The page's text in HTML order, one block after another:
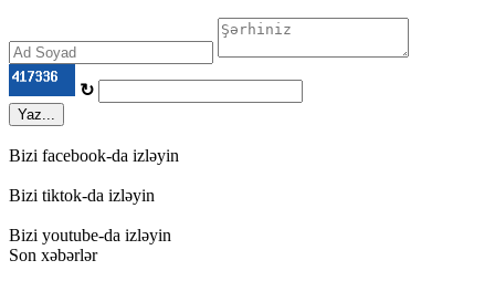
↻
Yaz...
Bizi facebook-da izləyin
Bizi tiktok-da izləyin
Bizi youtube-da izləyin
Son xəbərlər